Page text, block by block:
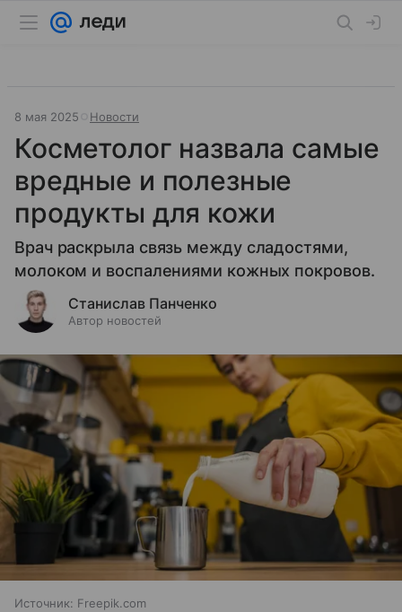
8 мая 2025 Новости
Косметолог назвала самые
вредные и полезные
продукты для кожи
Врач раскрыла связь между сладостями,
молоком и воспалениями кожных покровов.
Станислав Панченко
Автор новостей
Источник: Freepik.com